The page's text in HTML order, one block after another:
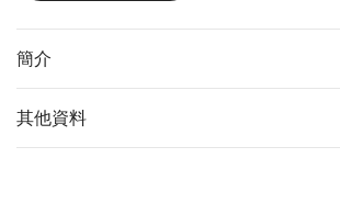
簡介
其他資料